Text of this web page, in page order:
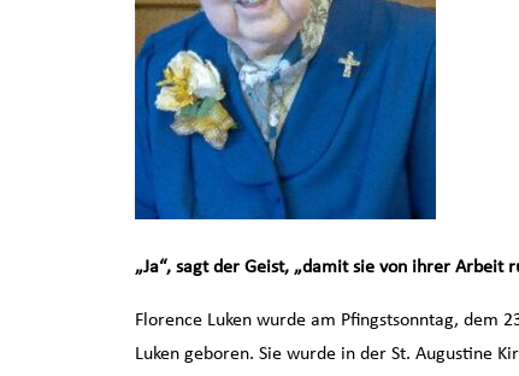
„Ja“, sagt der Geist, „damit sie von ihrer Arbeit
Florence Luken wurde am Pfingstsonntag, dem
Luken geboren. Sie wurde in der St. Augustine